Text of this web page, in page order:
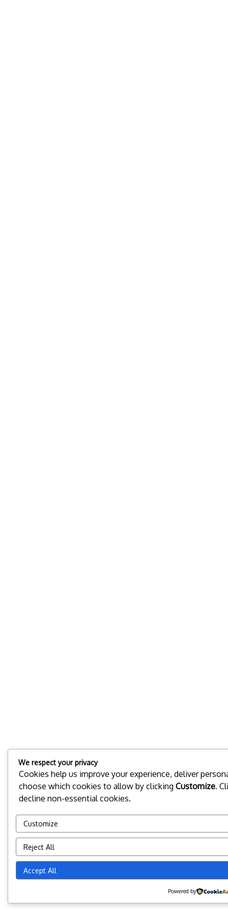
We respect your privacy
Cookies help us improve your experience, deliver
choose which cookies to allow by clicking Customize.
decline non-essential cookies.
Customize
Reject All
Accept All
Powered by